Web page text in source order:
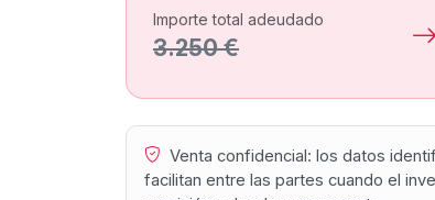
Importe total adeudado
3.250 €
Venta confidencial: los datos
facilitan entre las partes cuando el